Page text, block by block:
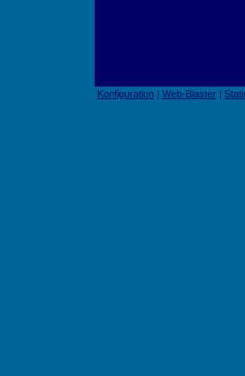
Konfiguration| Web-Blaster|